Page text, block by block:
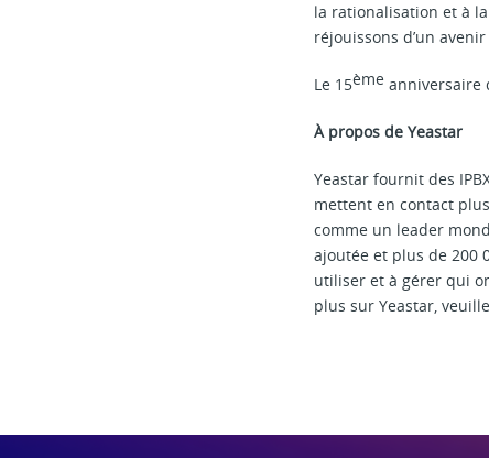
la rationalisation et à
réjouissons d’un
Le 15èmeanniversaire
À propos de Yeastar
Yeastar fournit des
mettent en contact
comme un leader
ajoutée et plus de 200
utiliser et à gérer qui
plus sur Yeastar,